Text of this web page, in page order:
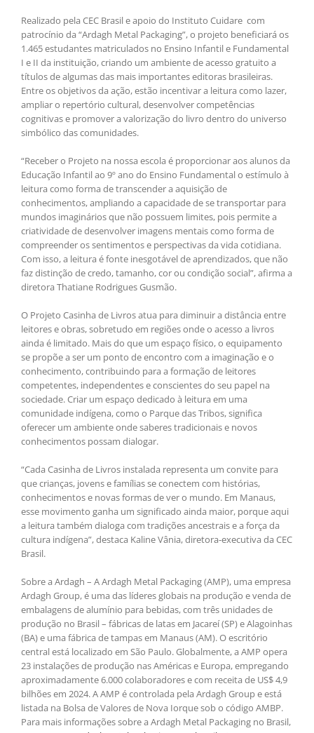
Realizado pela CEC Brasil e apoio do Instituto Cuidare com
patrocínio da “Ardagh Metal Packaging”, o projeto beneficiará os
1.465 estudantes matriculados no Ensino Infantil e Fundamental
I e II da instituição, criando um ambiente de acesso gratuito a
títulos de algumas das mais importantes editoras brasileiras.
Entre os objetivos da ação, estão incentivar a leitura como lazer,
ampliar o repertório cultural, desenvolver competências
cognitivas e promover a valorização do livro dentro do universo
simbólico das comunidades.
“Receber o Projeto na nossa escola é proporcionar aos alunos da
Educação Infantil ao 9º ano do Ensino Fundamental o estímulo à
leitura como forma de transcender a aquisição de
conhecimentos, ampliando a capacidade de se transportar para
mundos imaginários que não possuem limites, pois permite a
criatividade de desenvolver imagens mentais como forma de
compreender os sentimentos e perspectivas da vida cotidiana.
Com isso, a leitura é fonte inesgotável de aprendizados, que não
faz distinção de credo, tamanho, cor ou condição social”, afirma a
diretora Thatiane Rodrigues Gusmão.
O Projeto Casinha de Livros atua para diminuir a distância entre
leitores e obras, sobretudo em regiões onde o acesso a livros
ainda é limitado. Mais do que um espaço físico, o equipamento
se propõe a ser um ponto de encontro com a imaginação e o
conhecimento, contribuindo para a formação de leitores
competentes, independentes e conscientes do seu papel na
sociedade. Criar um espaço dedicado à leitura em uma
comunidade indígena, como o Parque das Tribos, significa
oferecer um ambiente onde saberes tradicionais e novos
conhecimentos possam dialogar.
“Cada Casinha de Livros instalada representa um convite para
que crianças, jovens e famílias se conectem com histórias,
conhecimentos e novas formas de ver o mundo. Em Manaus,
esse movimento ganha um significado ainda maior, porque aqui
a leitura também dialoga com tradições ancestrais e a força da
cultura indígena”, destaca Kaline Vânia, diretora-executiva da CEC
Brasil.
Sobre a Ardagh – A Ardagh Metal Packaging (AMP), uma empresa
Ardagh Group, é uma das líderes globais na produção e venda de
embalagens de alumínio para bebidas, com três unidades de
produção no Brasil – fábricas de latas em Jacareí (SP) e Alagoinhas
(BA) e uma fábrica de tampas em Manaus (AM). O escritório
central está localizado em São Paulo. Globalmente, a AMP opera
23 instalações de produção nas Américas e Europa, empregando
aproximadamente 6.000 colaboradores e com receita de US$ 4,9
bilhões em 2024. A AMP é controlada pela Ardagh Group e está
listada na Bolsa de Valores de Nova Iorque sob o código AMBP.
Para mais informações sobre a Ardagh Metal Packaging no Brasil,